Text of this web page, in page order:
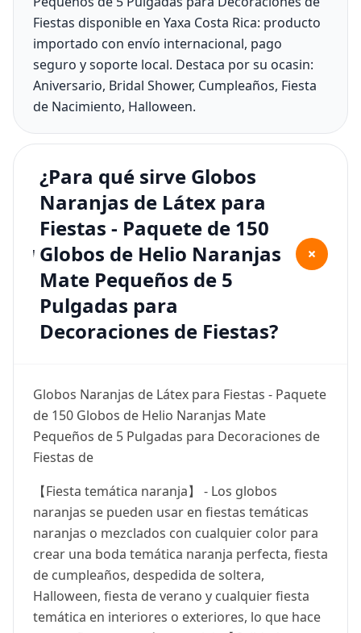
Fiestas disponible en Yaxa Costa Rica: producto
importado con envío internacional, pago
seguro y soporte local. Destaca por su ocasin:
Aniversario, Bridal Shower, Cumpleaños, Fiesta
de Nacimiento, Halloween.
¿Para qué sirve Globos
Naranjas de Látex para
Fiestas - Paquete de 150
Globos de Helio Naranjas
Mate Pequeños de 5
Pulgadas para
Decoraciones de Fiestas?
+
Globos Naranjas de Látex para Fiestas - Paquete
de 150 Globos de Helio Naranjas Mate
Pequeños de 5 Pulgadas para Decoraciones de
Fiestas de
【Fiesta temática naranja】 - Los globos
naranjas se pueden usar en fiestas temáticas
naranjas o mezclados con cualquier color para
crear una boda temática naranja perfecta, fiesta
de cumpleaños, despedida de soltera,
Halloween, fiesta de verano y cualquier fiesta
temática en interiores o exteriores, lo que hace